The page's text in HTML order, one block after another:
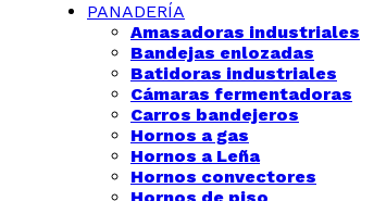
PANADERÍA
Amasadoras industriales
Bandejas enlozadas
Batidoras industriales
Cámaras fermentadoras
Carros bandejeros
Hornos a gas
Hornos a Leña
Hornos convectores